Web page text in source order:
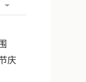
微博
庆